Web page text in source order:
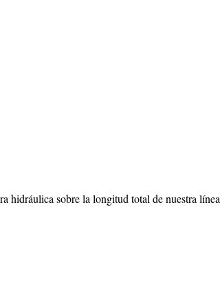
hidráulica sobre la longitud total de nuestra línea